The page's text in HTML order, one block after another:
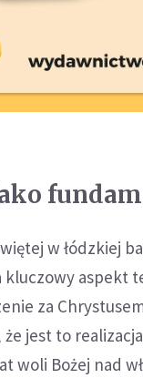
w łódzkiej
kluczowy aspekt
za
że jest to
woli Bożej nad